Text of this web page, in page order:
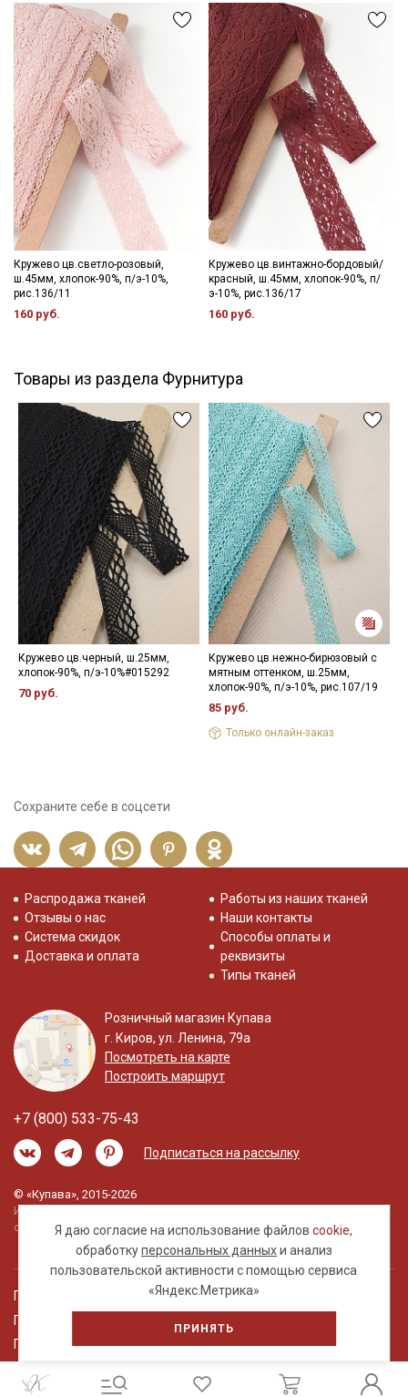
Кружево цв.светло-розовый,
ш.45мм, хлопок-90%, п/э-10%,
рис.136/11
160 руб.
Кружево цв.винтажно-бордовый/
красный, ш.45мм, хлопок-90%, п/
э-10%, рис.136/17
160 руб.
Товары из раздела Фурнитура
Кружево цв.черный, ш.25мм,
хлопок-90%, п/э-10%#015292
70 руб.
Кружево цв.нежно-бирюзовый с
мятным оттенком, ш.25мм,
хлопок-90%, п/э-10%, рис.107/19
85 руб.
Только онлайн-заказ
Сохраните себе в соцсети
Я даю согласие на использование файловcookie,
обработкуперсональных данныхи анализ
пользовательской активности с помощью сервиса
«Яндекс.Метрика»
ПРИНЯТЬ
Распродажа тканей
Отзывы о нас
Система скидок
Доставка и оплата
Работы из наших тканей
Наши контакты
Способы оплаты и
реквизиты
Типы тканей
Розничный магазин Купава
г. Киров, ул. Ленина, 79а
Посмотреть на карте
Построить маршрут
+7 (800) 533-75-43
Подписаться на рассылку
© «Купава», 2015-2026
Информация на сайте не является публичной
офертой.
Правовая информация
Политика обработки персональных данных
Пользовательское соглашение